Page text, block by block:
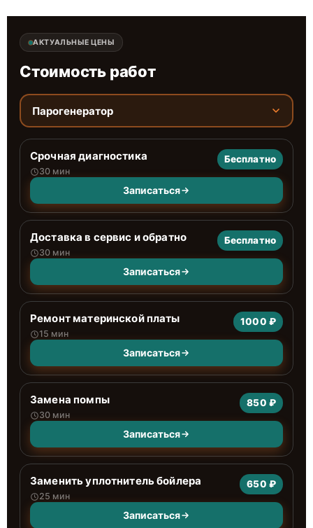
АКТУАЛЬНЫЕ ЦЕНЫ
Стоимость работ
Парогенератор
Срочная диагностика
30 мин
Бесплатно
Записаться
Доставка в сервис и обратно
30 мин
Бесплатно
Записаться
Ремонт материнской платы
15 мин
1000 ₽
Записаться
Замена помпы
30 мин
850 ₽
Записаться
Заменить уплотнитель бойлера
25 мин
650 ₽
Записаться